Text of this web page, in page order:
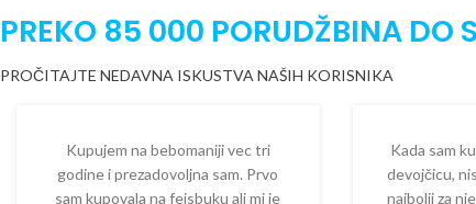
PREKO 85 000 PORUDŽBINA DO
PROČITAJTE NEDAVNA ISKUSTVA NAŠIH KORISNIKA
Kupujem na bebomaniji vec tri
godine i prezadovoljna sam. Prvo
sam kupovala na fejsbuku ali mi je
Kada sam
devojčicu,
najbolji za